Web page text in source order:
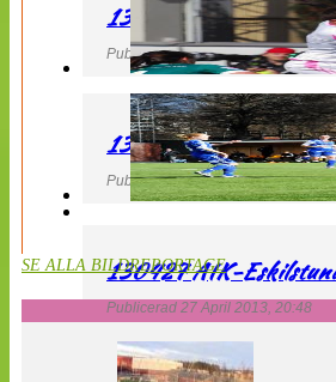
130427 IF Limhamn
Publicerad 27 April 2013, 21:10
130427 LdB FC
Publicerad 27 April 2013, 20:54
130427 AIK-
Publicerad 27 April 2013, 20:48
SE ALLA BILDREPORTAGE